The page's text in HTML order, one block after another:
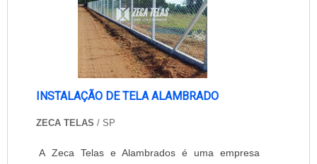
INSTALAÇÃO DE TELA ALAMBRADO
ZECA TELAS / SP
A Zeca Telas e Alambrados é uma empresa